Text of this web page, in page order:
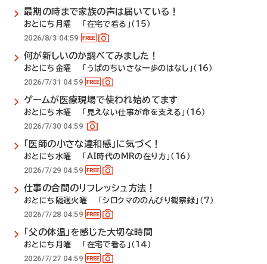
最期の時まで家族の声は届いている！
おとにち月曜 「在宅で看る」（15）
2026/8/3 04:59
何が新しいのか調べてみました！
おとにち金曜 「うぱのちいさな一歩のはなし」（16）
2026/7/31 04:59
ゲームが医療現場で使われ始めてます
おとにち木曜 「見えない仕事が命を支える」（16）
2026/7/30 04:59
「医師の小さな違和感」に気づく！
おとにち水曜 「AI時代のMRの在り方」（16）
2026/7/29 04:59
仕事の合間のリフレッシュ方法！
おとにち隔週火曜 「シロクマののんびり観察録」（7）
2026/7/28 04:59
「父の体温」を感じた大切な時間
おとにち月曜 「在宅で看る」（14）
2026/7/27 04:59